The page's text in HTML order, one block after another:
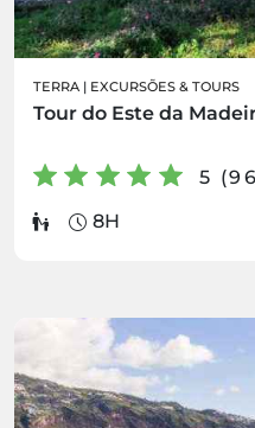
TERRA | EXCURSÕES & TOURS
Tour do Este da
5
8H